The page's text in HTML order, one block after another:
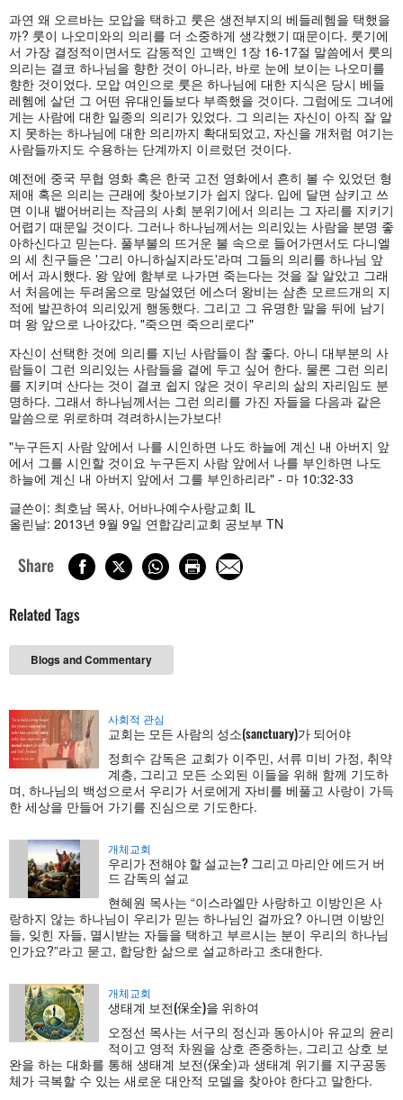
과연 왜 오르바는 모압을 택하고 룻은 생전부지의 베들레헴을 택했을
까? 룻이 나오미와의 의리를 더 소중하게 생각했기 때문이다. 룻기에
서 가장 결정적이면서도 감동적인 고백인 1장 16-17절 말씀에서 룻의
의리는 결코 하나님을 향한 것이 아니라, 바로 눈에 보이는 나오미를
향한 것이었다. 모압 여인으로 룻은 하나님에 대한 지식은 당시 베들
레헴에 살던 그 어떤 유대인들보다 부족했을 것이다. 그럼에도 그녀에
게는 사람에 대한 일종의 의리가 있었다. 그 의리는 자신이 아직 잘 알
지 못하는 하나님에 대한 의리까지 확대되었고, 자신을 개처럼 여기는
사람들까지도 수용하는 단계까지 이르렀던 것이다.
예전에 중국 무협 영화 혹은 한국 고전 영화에서 흔히 볼 수 있었던 형
제애 혹은 의리는 근래에 찾아보기가 쉽지 않다. 입에 달면 삼키고 쓰
면 이내 뱉어버리는 작금의 사회 분위기에서 의리는 그 자리를 지키기
어렵기 때문일 것이다. 그러나 하나님께서는 의리있는 사람을 분명 좋
아하신다고 믿는다. 풀부불의 뜨거운 불 속으로 들어가면서도 다니엘
의 세 친구들은 '그리 아니하실지라도'라며 그들의 의리를 하나님 앞
에서 과시했다. 왕 앞에 함부로 나가면 죽는다는 것을 잘 알았고 그래
서 처음에는 두려움으로 망설였던 에스더 왕비는 삼촌 모르드개의 지
적에 발끈하여 의리있게 행동했다. 그리고 그 유명한 말을 뒤에 남기
며 왕 앞으로 나아갔다. "죽으면 죽으리로다"
자신이 선택한 것에 의리를 지닌 사람들이 참 좋다. 아니 대부분의 사
람들이 그런 의리있는 사람들을 곁에 두고 싶어 한다. 물론 그런 의리
를 지키며 산다는 것이 결코 쉽지 않은 것이 우리의 삶의 자리임도 분
명하다. 그래서 하나님께서는 그런 의리를 가진 자들을 다음과 같은
말씀으로 위로하며 격려하시는가보다!
"누구든지 사람 앞에서 나를 시인하면 나도 하늘에 계신 내 아버지 앞
에서 그를 시인할 것이요 누구든지 사람 앞에서 나를 부인하면 나도
하늘에 계신 내 아버지 앞에서 그를 부인하리라" - 마 10:32-33
글쓴이: 최호남 목사, 어바나예수사랑교회 IL
올린날: 2013년 9월 9일 연합감리교회 공보부 TN
Share
Related Tags
Blogs and Commentary
사회적 관심
교회는 모든 사람의 성소(sanctuary)가 되어야
정희수 감독은 교회가 이주민, 서류 미비 가정, 취약
계층, 그리고 모든 소외된 이들을 위해 함께 기도하
며, 하나님의 백성으로서 우리가 서로에게 자비를 베풀고 사랑이 가득
한 세상을 만들어 가기를 진심으로 기도한다.
개체교회
우리가 전해야 할 설교는? 그리고 마리안 에드거 버
드 감독의 설교
현혜원 목사는 “이스라엘만 사랑하고 이방인은 사
랑하지 않는 하나님이 우리가 믿는 하나님인 걸까요? 아니면 이방인
들, 잊힌 자들, 멸시받는 자들을 택하고 부르시는 분이 우리의 하나님
인가요?”라고 묻고, 합당한 삶으로 설교하라고 초대한다.
개체교회
생태계 보전(保全)을 위하여
오정선 목사는 서구의 정신과 동아시아 유교의 윤리
적이고 영적 차원을 상호 존중하는, 그리고 상호 보
완을 하는 대화를 통해 생태계 보전(保全)과 생태계 위기를 지구공동
체가 극복할 수 있는 새로운 대안적 모델을 찾아야 한다고 말한다.